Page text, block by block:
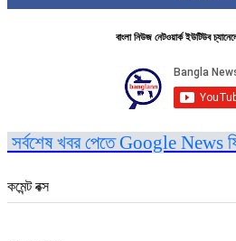
বাংলা নিউজ নেটওয়ার্ক ইউটিউব
সর্বশেষ খবর পেতে Google News
কমেন্ট বক্স